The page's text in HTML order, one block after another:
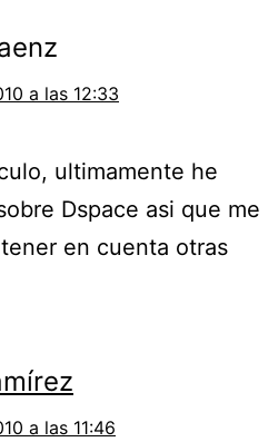
a las 12:33
ultimamente he
Dspace asi que me
en cuenta otras
a las 11:46